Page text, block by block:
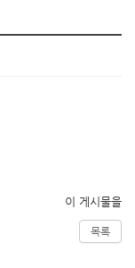
이 게시물을
목록